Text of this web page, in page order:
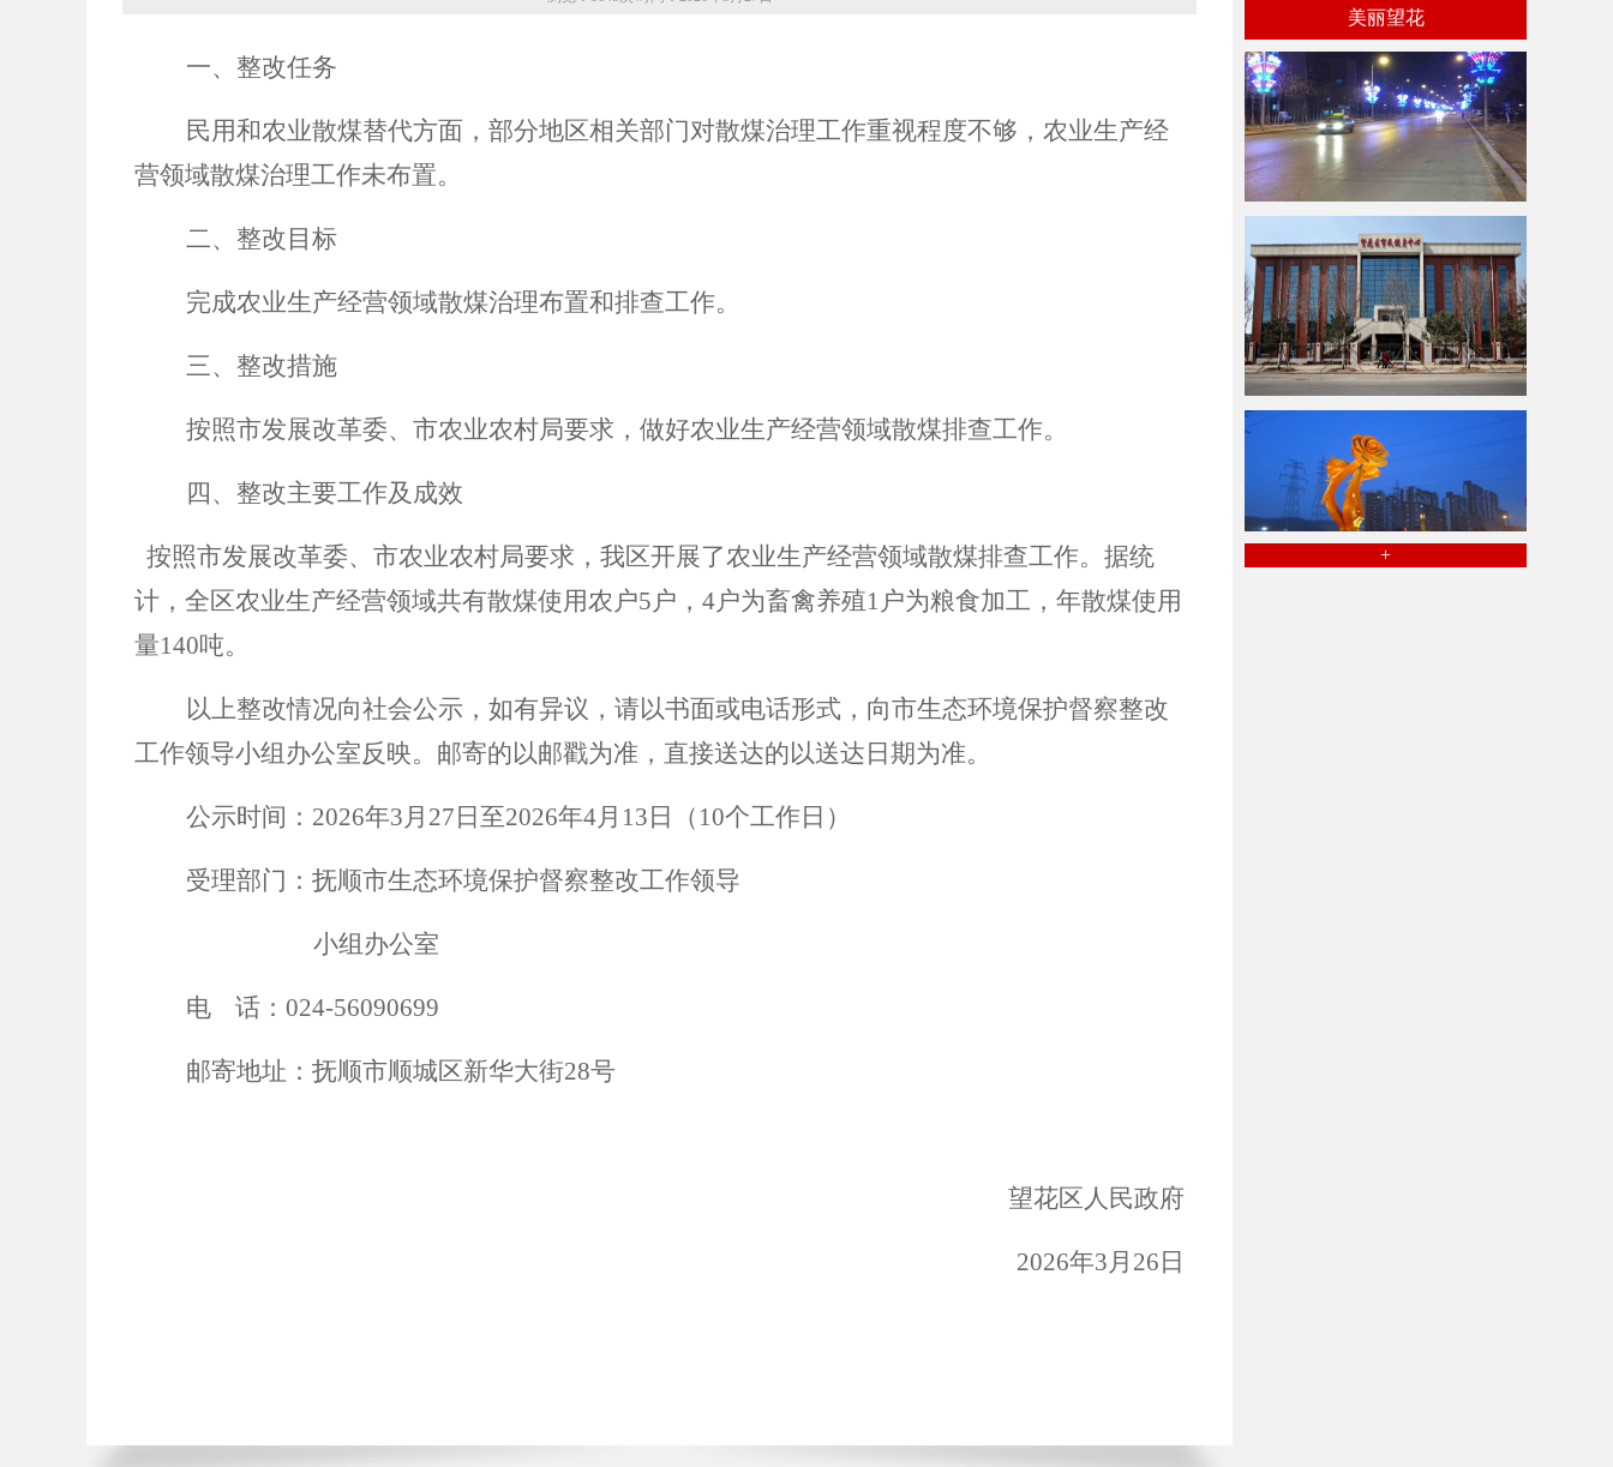
一、 整改任务
民用和农业散煤替代方面，部分地区相关部门对散煤治理工作重视程度不够，农业生产经
营领域散煤治理工作未布置。
二、 整改目标
完成农业生产经营领域散煤治理布置和排查工作。
三、 整改措施
按照市发展改革委、市农业农村局要求，做好农业生产经营领域散煤排查工作。
四、整改主要工作及成效
按照市发展改革委、市农业农村局要求，我区开展了农业生产经营领域散煤排查工作。据统
计，全区农业生产经营领域共有散煤使用农户5户，4户为畜禽养殖1户为粮食加工，年散煤使用
量140吨。
以上整改情况向社会公示，如有异议，请以书面或电话形式，向市生态环境保护督察整改
工作领导小组办公室反映。邮寄的以邮戳为准，直接送达的以送达日期为准。
公示时间： 2026年3月 27 日至2026年4月 13 日（ 10个工作日）
受理部门：抚顺市生态环境保护督察整改工作领导
小组办公室
电 话： 024-56090699
邮寄地址：抚顺市顺城区新华大街28号
望花区人民政府
2026年3月 26 日
美丽望花
+